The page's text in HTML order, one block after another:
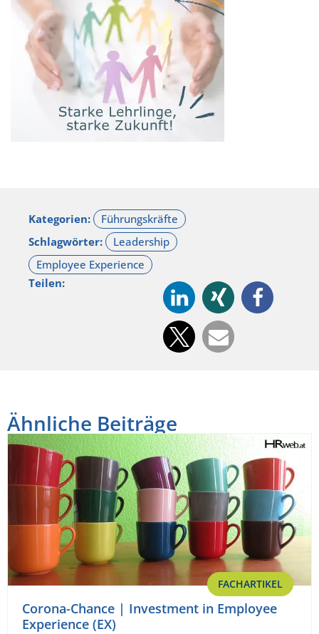
Kategorien:
Schlagwörter:
Teilen:
Ähnliche Beiträge
FACHARTIKEL
Corona-Chance | Investment in Employee
Experience (EX)